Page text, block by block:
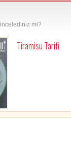
mi?
Tiramisu Tarifi